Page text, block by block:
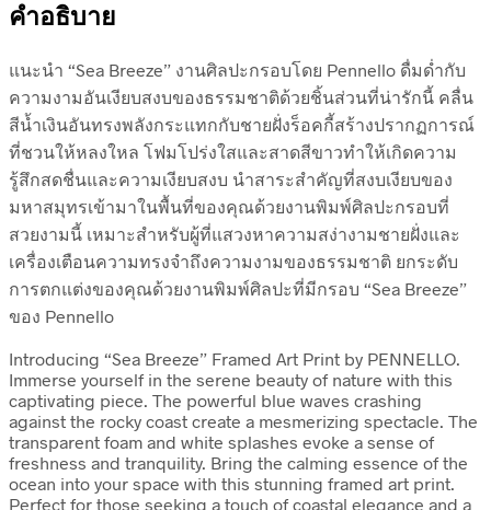
คำอธิบาย
แนะนำ “Sea Breeze” งานศิลปะกรอบโดย Pennello ดื่มด่ำกับ
ความงามอันเงียบสงบของธรรมชาติด้วยชิ้นส่วนที่น่ารักนี้ คลื่น
สีน้ำเงินอันทรงพลังกระแทกกับชายฝั่งร็อคกี้สร้างปรากฏการณ์
ที่ชวนให้หลงใหล โฟมโปร่งใสและสาดสีขาวทำให้เกิดความ
รู้สึกสดชื่นและความเงียบสงบ นำสาระสำคัญที่สงบเงียบของ
มหาสมุทรเข้ามาในพื้นที่ของคุณด้วยงานพิมพ์ศิลปะกรอบที่
สวยงามนี้ เหมาะสำหรับผู้ที่แสวงหาความสง่างามชายฝั่งและ
เครื่องเตือนความทรงจำถึงความงามของธรรมชาติ ยกระดับ
การตกแต่งของคุณด้วยงานพิมพ์ศิลปะที่มีกรอบ “Sea Breeze”
ของ Pennello
Introducing “Sea Breeze” Framed Art Print by PENNELLO.
Immerse yourself in the serene beauty of nature with this
captivating piece. The powerful blue waves crashing
against the rocky coast create a mesmerizing spectacle. The
transparent foam and white splashes evoke a sense of
freshness and tranquility. Bring the calming essence of the
ocean into your space with this stunning framed art print.
Perfect for those seeking a touch of coastal elegance and a